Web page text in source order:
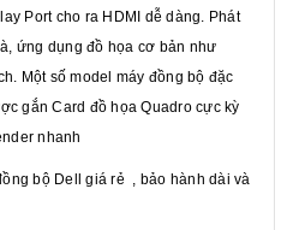
Port cho ra HDMI dễ dàng. Phát
ứng dụng đồ họa cơ bản như
Một số model máy đồng bộ đặc
gắn Card đồ họa Quadro cực kỳ
nhanh
bộ Dell giá rẻ , bảo hành dài và